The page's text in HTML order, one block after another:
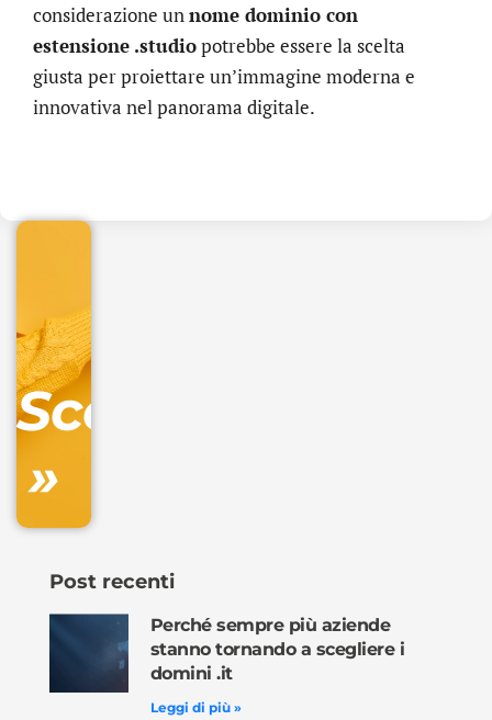
considerazione un nome dominio con
estensione .studiopotrebbe essere la scelta
giusta per proiettare un’immagine moderna e
innovativa nel panorama digitale.
Scopri
»
.online
Post recenti
Perché sempre più aziende
stanno tornando a scegliere i
domini .it
Leggi di più »